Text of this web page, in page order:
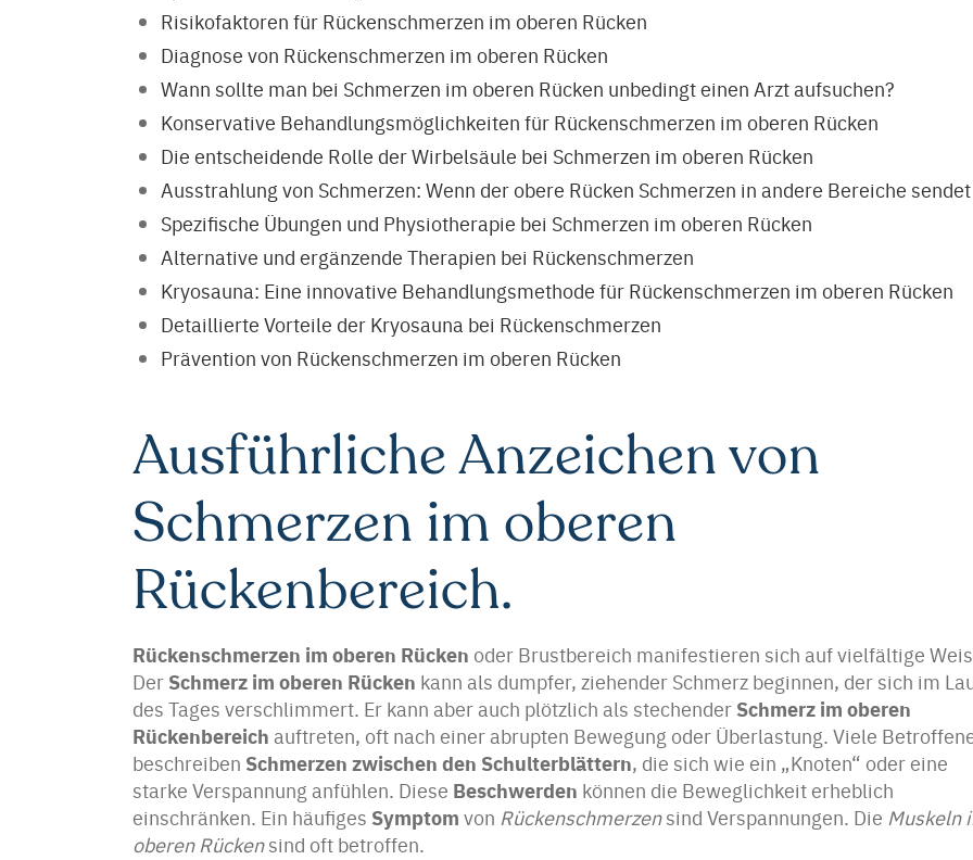
Risikofaktoren für Rückenschmerzen im oberen Rücken
Diagnose von Rückenschmerzen im oberen Rücken
Wann sollte man bei Schmerzen im oberen Rücken unbedingt einen Arzt aufsuchen?
Konservative Behandlungsmöglichkeiten für Rückenschmerzen im oberen Rücken
Die entscheidende Rolle der Wirbelsäule bei Schmerzen im oberen Rücken
Ausstrahlung von Schmerzen: Wenn der obere Rücken Schmerzen in andere Bereiche sendet
Spezifische Übungen und Physiotherapie bei Schmerzen im oberen Rücken
Alternative und ergänzende Therapien bei Rückenschmerzen
Kryosauna: Eine innovative Behandlungsmethode für Rückenschmerzen im oberen Rücken
Detaillierte Vorteile der Kryosauna bei Rückenschmerzen
Prävention von Rückenschmerzen im oberen Rücken
Ausführliche Anzeichen von
Schmerzen im oberen
Rückenbereich.
Rückenschmerzen im oberen Rücken oder Brustbereich manifestieren sich auf vielfältige
Der Schmerz im oberen Rücken kann als dumpfer, ziehender Schmerz beginnen, der sich im
des Tages verschlimmert. Er kann aber auch plötzlich als stechender Schmerz im oberen
Rückenbereich auftreten, oft nach einer abrupten Bewegung oder Überlastung. Viele
beschreiben Schmerzen zwischen den Schulterblättern, die sich wie ein „Knoten“ oder eine
starke Verspannung anfühlen. Diese Beschwerden können die Beweglichkeit erheblich
einschränken. Ein häufiges Symptom von Rückenschmerzensind Verspannungen. Die Muskeln
oberen Rückensind oft betroffen.